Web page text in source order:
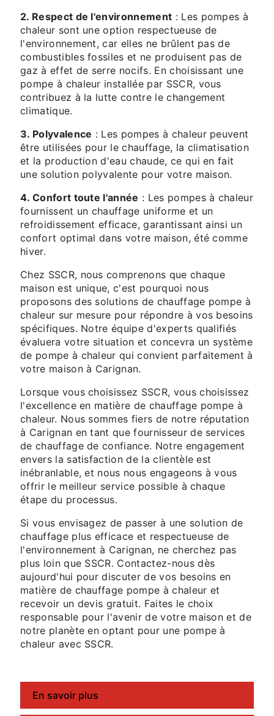
2. Respect de l'environnement : Les pompes à
chaleur sont une option respectueuse de
l'environnement, car elles ne brûlent pas de
combustibles fossiles et ne produisent pas de
gaz à effet de serre nocifs. En choisissant une
pompe à chaleur installée par SSCR, vous
contribuez à la lutte contre le changement
climatique.
3. Polyvalence : Les pompes à chaleur peuvent
être utilisées pour le chauffage, la climatisation
et la production d'eau chaude, ce qui en fait
une solution polyvalente pour votre maison.
4. Confort toute l'année : Les pompes à chaleur
fournissent un chauffage uniforme et un
refroidissement efficace, garantissant ainsi un
confort optimal dans votre maison, été comme
hiver.
Chez SSCR, nous comprenons que chaque
maison est unique, c'est pourquoi nous
proposons des solutions de chauffage pompe à
chaleur sur mesure pour répondre à vos besoins
spécifiques. Notre équipe d'experts qualifiés
évaluera votre situation et concevra un système
de pompe à chaleur qui convient parfaitement à
votre maison à Carignan.
Lorsque vous choisissez SSCR, vous choisissez
l'excellence en matière de chauffage pompe à
chaleur. Nous sommes fiers de notre réputation
à Carignan en tant que fournisseur de services
de chauffage de confiance. Notre engagement
envers la satisfaction de la clientèle est
inébranlable, et nous nous engageons à vous
offrir le meilleur service possible à chaque
étape du processus.
Si vous envisagez de passer à une solution de
chauffage plus efficace et respectueuse de
l'environnement à Carignan, ne cherchez pas
plus loin que SSCR. Contactez-nous dès
aujourd'hui pour discuter de vos besoins en
matière de chauffage pompe à chaleur et
recevoir un devis gratuit. Faites le choix
responsable pour l'avenir de votre maison et de
notre planète en optant pour une pompe à
chaleur avec SSCR.
En savoir plus